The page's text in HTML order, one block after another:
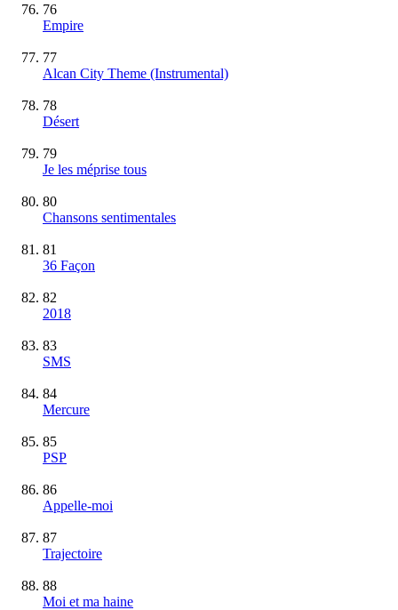
76
Empire
77
Alcan City Theme (Instrumental)
78
Désert
79
Je les méprise tous
80
Chansons sentimentales
81
36 Façon
82
2018
83
SMS
84
Mercure
85
PSP
86
Appelle-moi
87
Trajectoire
88
Moi et ma haine